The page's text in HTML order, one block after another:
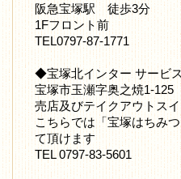
阪急宝塚駅 徒歩3分
1Fフロント前
TEL0797-87-1771
◆宝塚北インター サービ
宝塚市玉瀬字奥之焼1-125
売店及びテイクアウトス
こちらでは「宝塚はちみ
て頂けます
TEL 0797-83-5601